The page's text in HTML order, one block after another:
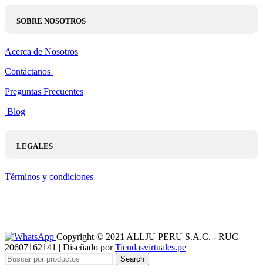
SOBRE NOSOTROS
Acerca de Nosotros
Contáctanos
Preguntas Frecuentes
Blog
LEGALES
Términos y condiciones
Copyright © 2021 ALLJU PERU S.A.C. - RUC
20607162141 | Diseñado porTiendasvirtuales.pe
Search